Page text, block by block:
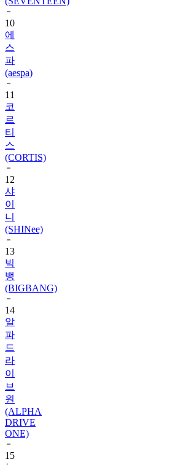
에
스
파
(aespa)
11
코
르
티
스
(CORTIS)
12
샤
이
니
(SHINee)
13
빅
뱅
(BIGBANG)
14
알
파
드
라
이
브
원
(ALPHA
DRIVE
ONE)
15
뉴
진